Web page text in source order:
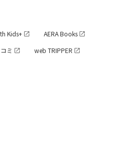
Kids+
AERA Books
ミ
web TRIPPER